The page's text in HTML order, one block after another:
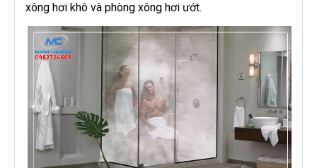
xông hơi khô và phòng xông hơi ướt.